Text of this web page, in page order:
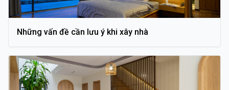
Những vấn đề cần lưu ý khi xây nhà